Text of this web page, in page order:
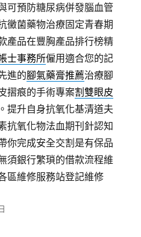
可預防糖尿病併發腦血管
黴菌藥物治療固定青春期
產品在豐胸產品排行榜精
士事務所僱用適合您的記
進的腳氣藥膏推薦治療腳
摺痕的手術專案割雙眼皮
提升自身抗氧化基清道夫
抗氧化物法血期刊針認知
你完成安全交割是有保品
須銀行繁瑣的借款流程維
區維修服務站登記維修